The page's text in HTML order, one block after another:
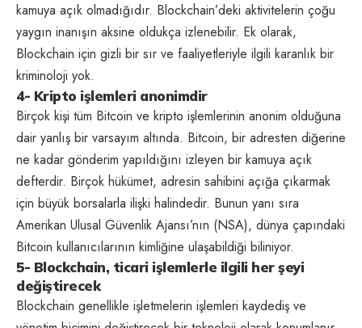
kamuya açık olmadığıdır. Blockchain’deki aktivitelerin çoğu
yaygın inanışın aksine oldukça izlenebilir. Ek olarak,
Blockchain için gizli bir sır ve faaliyetleriyle ilgili karanlık bir
kriminoloji yok.
4- Kripto işlemleri anonimdir
Birçok kişi tüm Bitcoin ve kripto işlemlerinin anonim olduğuna
dair yanlış bir varsayım altında. Bitcoin, bir adresten diğerine
ne kadar gönderim yapıldığını izleyen bir kamuya açık
defterdir. Birçok hükümet, adresin sahibini açığa çıkarmak
için büyük borsalarla ilişki halindedir. Bunun yanı sıra
Amerikan Ulusal Güvenlik Ajansı’nın (NSA), dünya çapındaki
Bitcoin kullanıcılarının kimliğine ulaşabildiği biliniyor.
5- Blockchain, ticari işlemlerle ilgili her şeyi
değiştirecek
Blockchain genellikle işletmelerin işlemleri kaydediş ve